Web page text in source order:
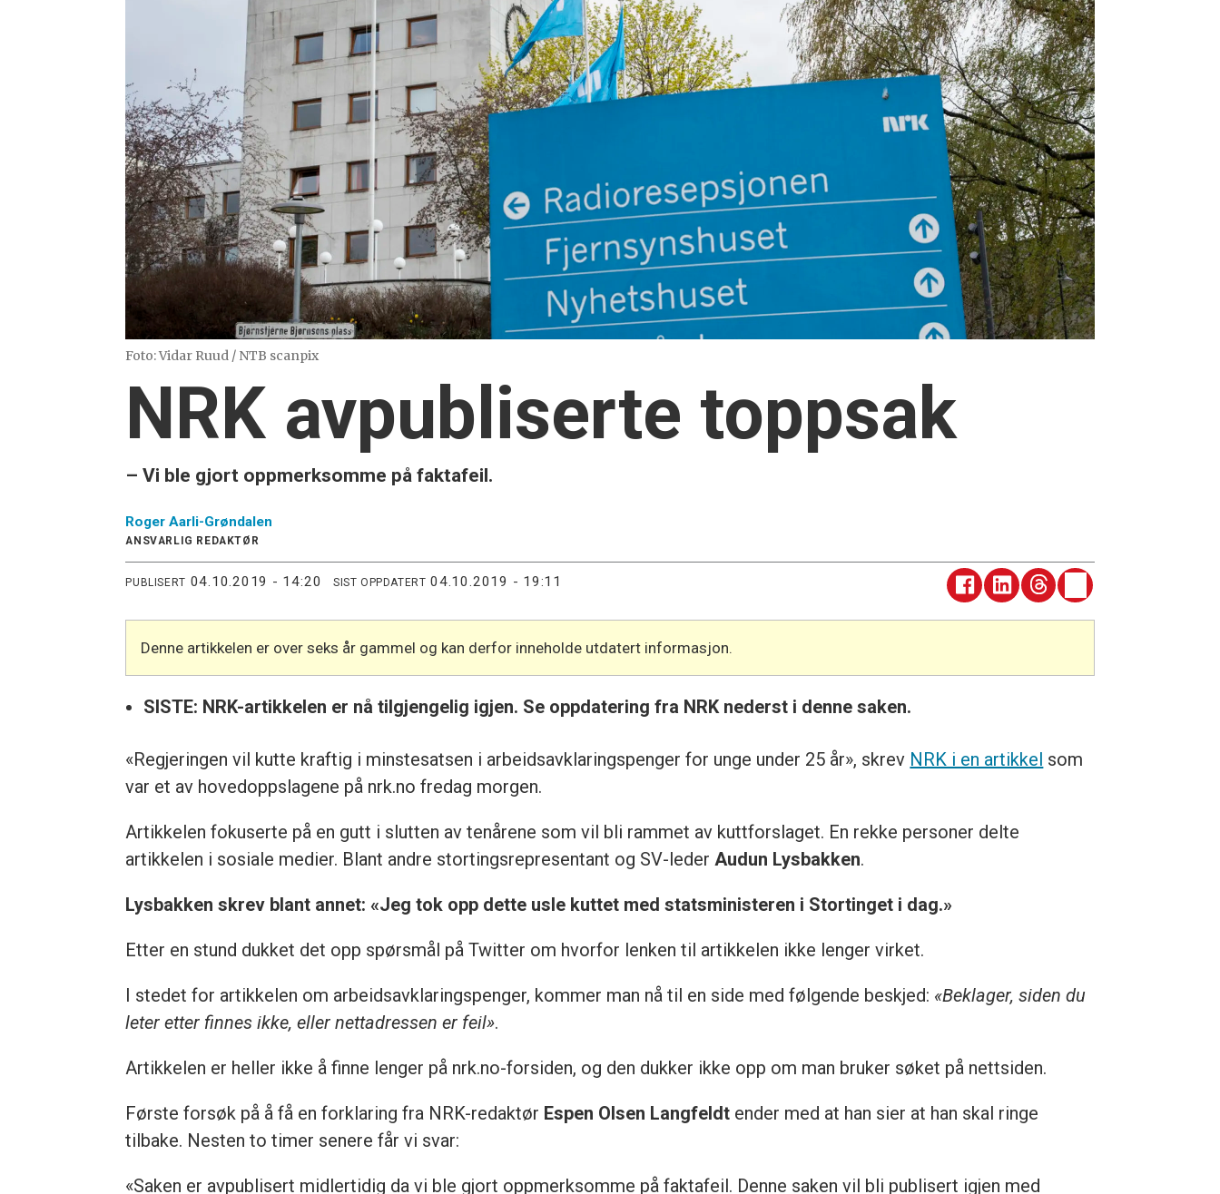
Foto: Vidar Ruud / NTB scanpix
NRK avpubliserte toppsak
– Vi ble gjort oppmerksomme på faktafeil.
Roger Aarli-Grøndalen
ANSVARLIG REDAKTØR
PUBLISERT 04.10.2019 - 14:20 SIST OPPDATERT 04.10.2019 - 19:11
Denne artikkelen er over seks år gammel og kan derfor inneholde utdatert informasjon.
SISTE: NRK-artikkelen er nå tilgjengelig igjen. Se oppdatering fra NRK nederst i denne saken.
«Regjeringen vil kutte kraftig i minstesatsen i arbeidsavklaringspenger for unge under 25 år», skrev NRK i en artikkel som
var et av hovedoppslagene på nrk.no fredag morgen.
Artikkelen fokuserte på en gutt i slutten av tenårene som vil bli rammet av kuttforslaget. En rekke personer delte
artikkelen i sosiale medier. Blant andre stortingsrepresentant og SV-lederAudun Lysbakken.
Lysbakken skrev blant annet: «Jeg tok opp dette usle kuttet med statsministeren i Stortinget i dag.»
Etter en stund dukket det opp spørsmål på Twitter om hvorfor lenken til artikkelen ikke lenger virket.
I stedet for artikkelen om arbeidsavklaringspenger, kommer man nå til en side med følgende beskjed: «Beklager, siden du
leter etter finnes ikke, eller nettadressen er feil».
Artikkelen er heller ikke å finne lenger på nrk.no-forsiden, og den dukker ikke opp om man bruker søket på nettsiden.
Første forsøk på å få en forklaring fra NRK-redaktør Espen Olsen Langfeldt ender med at han sier at han skal ringe
tilbake. Nesten to timer senere får vi svar:
«Saken er avpublisert midlertidig da vi ble gjort oppmerksomme på faktafeil. Denne saken vil bli publisert igjen med